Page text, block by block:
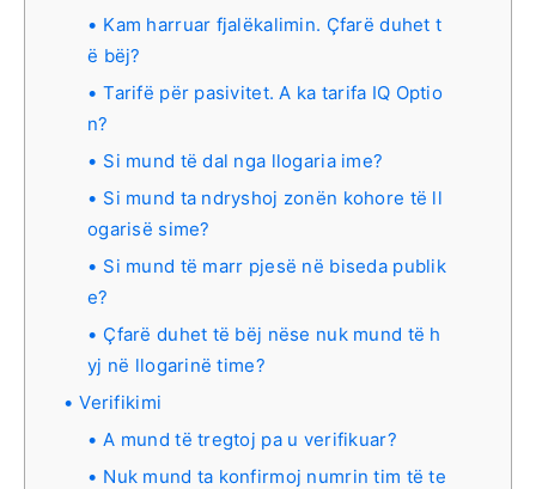
Kam harruar fjalëkalimin. Çfarë duhet t
ë bëj?
Tarifë për pasivitet. A ka tarifa IQ Optio
n?
Si mund të dal nga llogaria ime?
Si mund ta ndryshoj zonën kohore të ll
ogarisë sime?
Si mund të marr pjesë në biseda publik
e?
Çfarë duhet të bëj nëse nuk mund të h
yj në llogarinë time?
Verifikimi
A mund të tregtoj pa u verifikuar?
Nuk mund ta konfirmoj numrin tim të te